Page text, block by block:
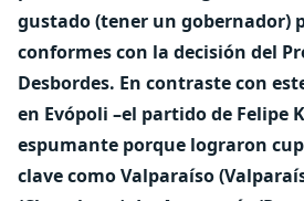
gustado (tener un gobernador)
conformes con la decisión del
Desbordes. En contraste con
en Evópoli –el partido de Felipe
espumante porque lograron
clave como Valparaíso